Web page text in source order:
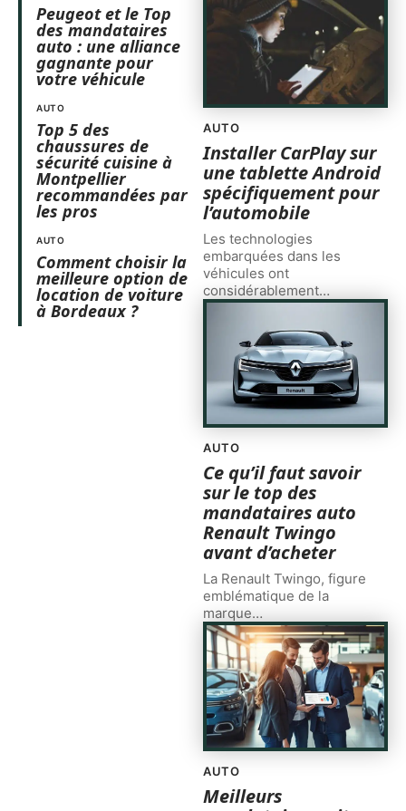
Peugeot et le Top
des mandataires
auto : une alliance
gagnante pour
votre véhicule
AUTO
Top 5 des
chaussures de
sécurité cuisine à
Montpellier
recommandées par
les pros
AUTO
Comment choisir la
meilleure option de
location de voiture
à Bordeaux ?
AUTO
Installer CarPlay sur
une tablette Android
spécifiquement pour
l’automobile
Les technologies
embarquées dans les
véhicules ont
considérablement…
AUTO
Ce qu’il faut savoir
sur le top des
mandataires auto
Renault Twingo
avant d’acheter
La Renault Twingo, figure
emblématique de la
marque…
AUTO
Meilleurs